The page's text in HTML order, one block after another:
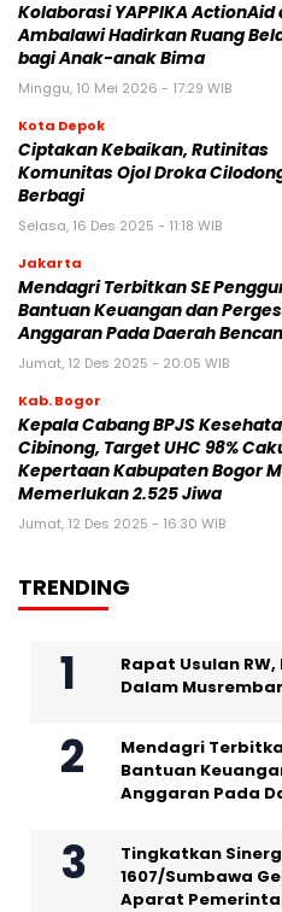
Kolaborasi YAPPIKA ActionAid
Ambalawi Hadirkan Ruang
bagi Anak-anak Bima
Minggu, 10 Mei 2026 - 17:29 WIB
Kota Depok
Ciptakan Kebaikan, Rutinitas
Komunitas Ojol Droka
Berbagi
Selasa, 16 Des 2025 - 11:18 WIB
Jakarta
Mendagri Terbitkan SE
Bantuan Keuangan dan
Anggaran Pada Daerah
Jumat, 12 Des 2025 - 20:05 WIB
Kab. Bogor
Kepala Cabang BPJS
Cibinong, Target UHC 98%
Kepertaan Kabupaten Bogor
Memerlukan 2.525 Jiwa
Jumat, 12 Des 2025 - 16:30 WIB
TRENDING
Rapat Usulan
Dalam
Mendagri
Bantuan
Anggaran Pada
Tingkatkan
1607/Sumbawa
Aparat